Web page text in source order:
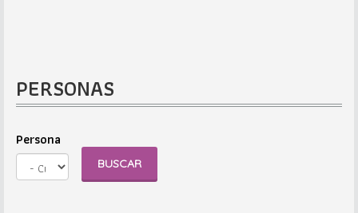
PERSONAS
Persona
BUSCAR